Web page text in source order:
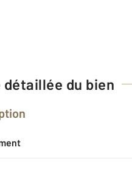
détaillée du bien